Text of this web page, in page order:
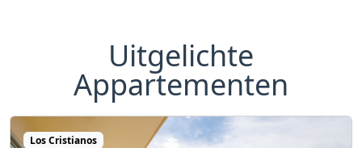
Uitgelichte
Appartementen
Los Cristianos